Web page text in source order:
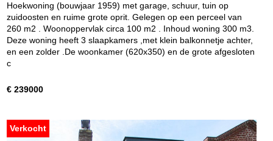
Hoekwoning (bouwjaar 1959) met garage, schuur, tuin op
zuidoosten en ruime grote oprit. Gelegen op een perceel van
260 m2 . Woonoppervlak circa 100 m2 . Inhoud woning 300 m3.
Deze woning heeft 3 slaapkamers ,met klein balkonnetje achter,
en een zolder .De woonkamer (620x350) en de grote afgesloten
c
€ 239000
Verkocht